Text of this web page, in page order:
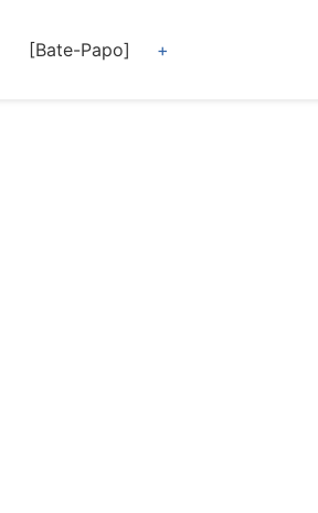
[Bate-Papo]